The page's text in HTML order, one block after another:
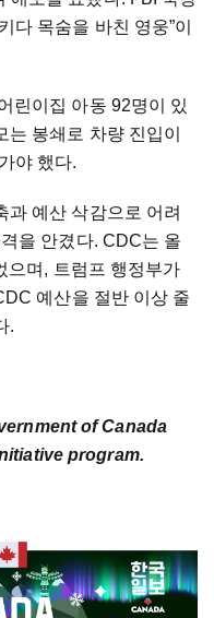
다 목숨을 바친 영웅”이
린이집 아동 92명이 있
봉쇄로 차량 진입이
야 했다.
과 예산 삭감으로 어려
을 안겼다. CDC는 올
으며, 트럼프 행정부가
예산을 절반 이상 줄
.
of Canada
program.